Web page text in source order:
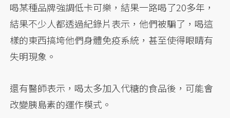
喝某種品牌強調低卡可樂，結果一路喝了20多年，
結果不少人都透過紀錄片表示，他們被騙了，喝這
樣的東西搞垮他們身體免疫系統，甚至使得眼睛有
失明現象。
還有醫師表示，喝太多加入代糖的食品後，可能會
改變胰島素的運作模式。